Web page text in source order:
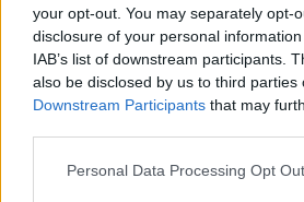
your opt-out. You may separately opt-
disclosure of your personal
IAB’s list of downstream participants.
also be disclosed by us to third parties
Downstream Participants that may
Personal Data Processing Opt
προσιτή κατοικία παραμένει μία από
προκλήσεις.
Ιδιαίτερη αναφορά έκανε στους
τεχνητή νοημοσύνη για τη δημοκρατία
διαδικασίες, προειδοποιώντας ότι στο
και ψηφιακά ομοιώματα πολιτικών